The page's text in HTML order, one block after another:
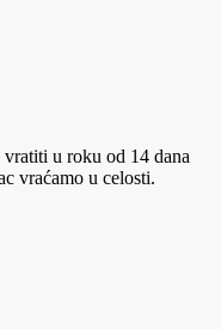
u roku od 14 dana
vraćamo u celosti.